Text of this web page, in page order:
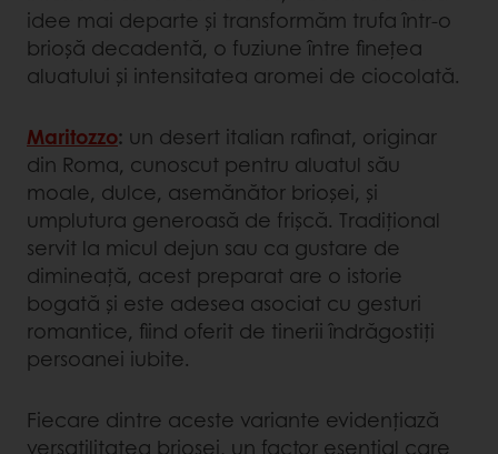
idee mai departe și transformăm trufa într-o
brioșă decadentă, o fuziune între finețea
aluatului și intensitatea aromei de ciocolată.
Maritozzo: un desert italian rafinat, originar
din Roma, cunoscut pentru aluatul său
moale, dulce, asemănător brioșei, și
umplutura generoasă de frișcă. Tradițional
servit la micul dejun sau ca gustare de
dimineață, acest preparat are o istorie
bogată și este adesea asociat cu gesturi
romantice, fiind oferit de tinerii îndrăgostiți
persoanei iubite.
Fiecare dintre aceste variante evidențiază
versatilitatea brioșei, un factor esențial care